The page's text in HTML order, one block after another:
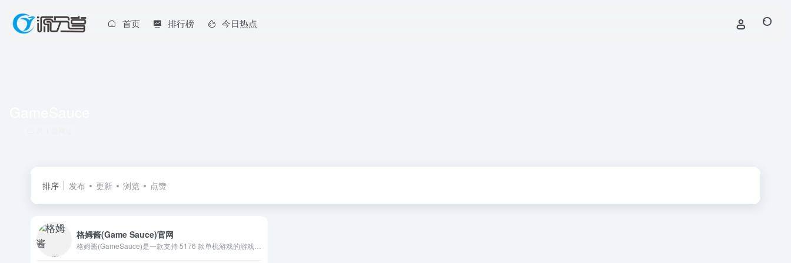
首页 排行榜 今日热点
排序 发布 更新 浏览 点赞
格姆酱(Game Sauce)官网